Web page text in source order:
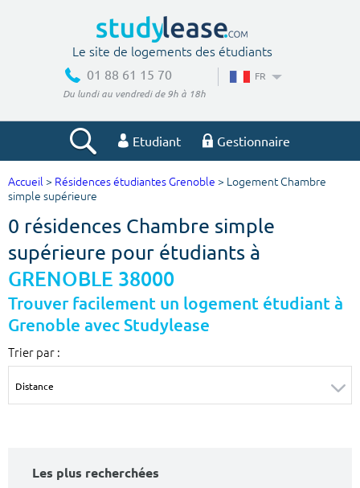
Le site de logements des étudiants
01 88 61 15 70
Du lundi au vendredi de 9h à 18h
FR
Etudiant Gestionnaire
Votre recherche
Ville, école
Budget min
€
Budget max
m² m²
Accueil > Résidences étudiantes Grenoble > Logement Chambre
simple supérieure
0 résidences Chambre simple
supérieure pour étudiants à
GRENOBLE 38000
Trouver facilement un logement étudiant à
Grenoble avec Studylease
Trier par :
Les plus recherchées